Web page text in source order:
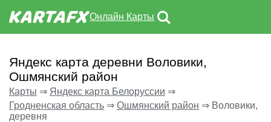
Онлайн Карты
Яндекс карта деревни Воловики,
Ошмянский район
Карты ⇒ Яндекс карта Белоруссии ⇒
Гродненская область ⇒ Ошмянский район ⇒ Воловики,
деревня